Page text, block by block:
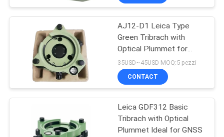
AJ12-D1 Leica Type
Green Tribrach with
Optical Plummet for
Total Stations
35USD~45USD MOQ:5 pezzi
CONTACT
Leica GDF312 Basic
Tribrach with Optical
Plummet Ideal for GNSS